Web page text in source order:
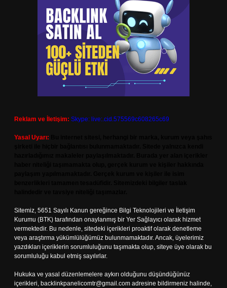
Reklam ve İletişim: Skype: live:.cid.575569c608265c69
Yasal Uyarı:
Sitemiz, 5651 Sayılı Kanun gereğince Bilgi Teknolojileri ve İletişim
Kurumu (BTK) tarafından onaylanmış bir Yer Sağlayıcı olarak hizmet
vermektedir. Bu nedenle, sitedeki içerikleri proaktif olarak denetleme
veya araştırma yükümlülüğümüz bulunmamaktadır. Ancak, üyelerimiz
yazdıkları içeriklerin sorumluluğunu taşımakta olup, siteye üye olarak bu
sorumluluğu kabul etmiş sayılırlar.
Hukuka ve yasal düzenlemelere aykırı olduğunu düşündüğünüz
içerikleri, backlinkpanelicomtr@gmail.com adresine bildirmeniz halinde,